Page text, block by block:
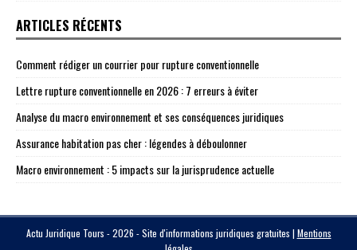
ARTICLES RÉCENTS
Comment rédiger un courrier pour rupture conventionnelle
Lettre rupture conventionnelle en 2026 : 7 erreurs à éviter
Analyse du macro environnement et ses conséquences juridiques
Assurance habitation pas cher : légendes à déboulonner
Macro environnement : 5 impacts sur la jurisprudence actuelle
Actu Juridique Tours - 2026 - Site d'informations juridiques gratuites | Mentions